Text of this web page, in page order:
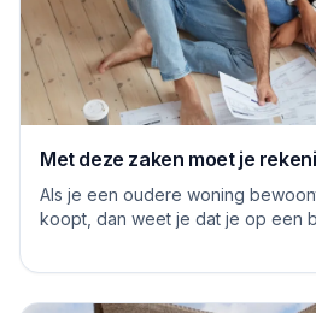
Met deze zaken moet je
huis grondig gaat renoveren
Als je een oudere woning
koopt, dan weet je dat je op een